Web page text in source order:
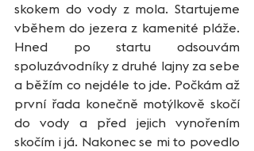
skokem do vody z mola. Startujeme
vběhem do jezera z kamenité pláže.
Hned po startu odsouvám
spoluzávodníky z druhé lajny za sebe
a běžím co nejdéle to jde. Počkám až
první řada konečně motýlkově skočí
do vody a před jejich vynořením
skočím i já. Nakonec se mi to povedlo